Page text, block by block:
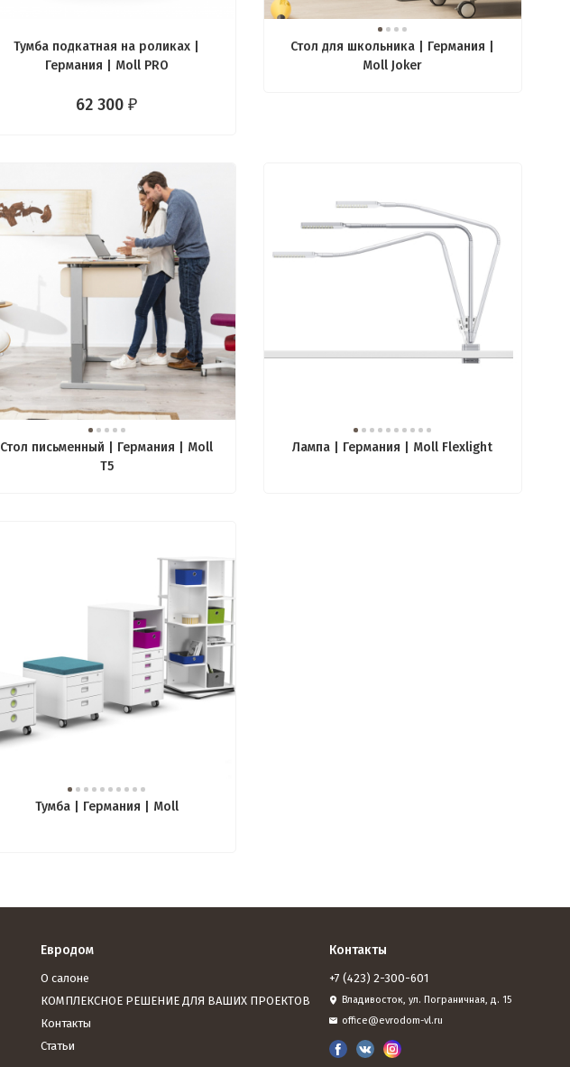
Тумба подкатная на роликах |
Германия | Moll PRO
62 300₽
Стол для школьника | Германия |
Moll Joker
Стол письменный | Германия | Moll
T5
Лампа | Германия | Moll Flexlight
Тумба | Германия | Moll
Евродом
О салоне
КОМПЛЕКСНОЕ РЕШЕНИЕ ДЛЯ ВАШИХ ПРОЕКТОВ
Контакты
Статьи
Контакты
+7 (423) 2-300-601
Владивосток, ул. Пограничная, д. 15
office@evrodom-vl.ru